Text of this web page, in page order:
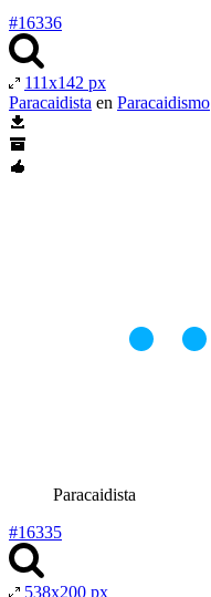
#16336
111x142 px
Paracaidista en Paracaidismo
Paracaidista
#16335
538x200 px